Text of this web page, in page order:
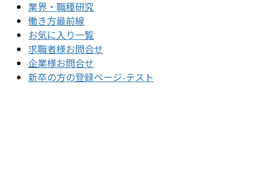
業界・職種研究
働き方最前線
お気に入り一覧
求職者様お問合せ
企業様お問合せ
新卒の方の登録ページ-テスト